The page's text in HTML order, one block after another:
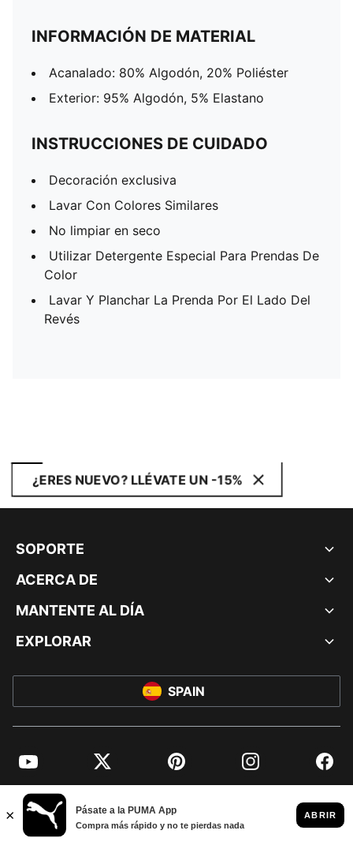
INFORMACIÓN DE MATERIAL
Acanalado: 80% Algodón, 20% Poliéster
Exterior: 95% Algodón, 5% Elastano
INSTRUCCIONES DE CUIDADO
Decoración exclusiva
Lavar Con Colores Similares
No limpiar en seco
Utilizar Detergente Especial Para Prendas De
Color
Lavar Y Planchar La Prenda Por El Lado Del
Revés
¿ERES NUEVO? LLÉVATE UN -15%
SOPORTE
ACERCA DE
MANTENTE AL DÍA
EXPLORAR
SPAIN
YouTube Twitter Pinterest Instagram
© PUMA EUROPE GMBH, 2026. TODOS LOS DERECHOS RESERVADOS
AVISO LEGAL Y DATOS LEGALES